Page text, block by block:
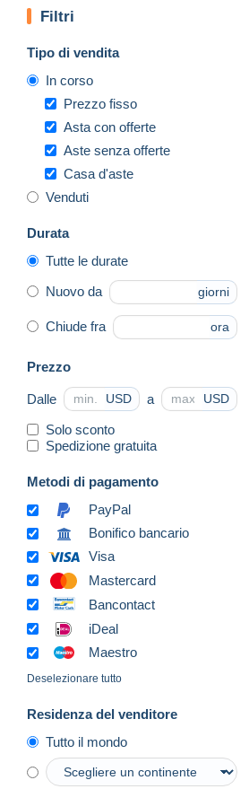
Filtri
Tipo di vendita
In corso
Prezzo fisso
Asta con offerte
Aste senza offerte
Casa d'aste
Venduti
Durata
Tutte le durate
Nuovo da giorni
Chiude fra ora
Prezzo
Dalle USD a USD
Solo sconto
Spedizione gratuita
Metodi di pagamento
PayPal
Bonifico bancario
Visa
Mastercard
Bancontact
iDeal
Maestro
Deselezionare tutto
Residenza del venditore
Tutto il mondo